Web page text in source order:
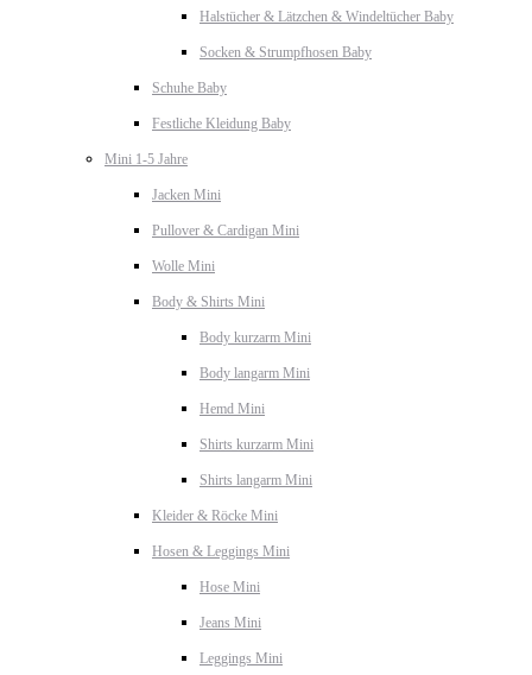
Halstücher & Lätzchen & Windeltücher Baby
Socken & Strumpfhosen Baby
Schuhe Baby
Festliche Kleidung Baby
Mini 1-5 Jahre
Jacken Mini
Pullover & Cardigan Mini
Wolle Mini
Body & Shirts Mini
Body kurzarm Mini
Body langarm Mini
Hemd Mini
Shirts kurzarm Mini
Shirts langarm Mini
Kleider & Röcke Mini
Hosen & Leggings Mini
Hose Mini
Jeans Mini
Leggings Mini